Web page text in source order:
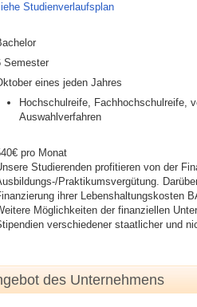
Studienverlaufsplan
Semester
eines jeden Jahres
Hochschulreife, Fachhochschulreife,
Auswahlverfahren
pro Monat
Studierenden profitieren von der
Praktikumsvergütung.
ihrer Lebenshaltungskosten
Möglichkeiten der finanziellen
verschiedener staatlicher und
des Unternehmens